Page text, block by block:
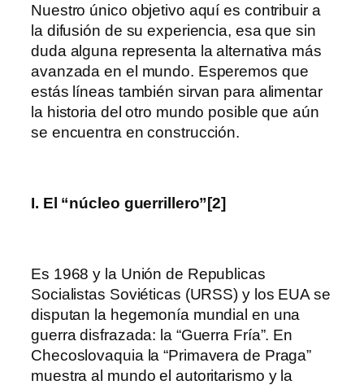
Nuestro único objetivo aquí es contribuir a
la difusión de su experiencia, esa que sin
duda alguna representa la alternativa más
avanzada en el mundo. Esperemos que
estás líneas también sirvan para alimentar
la historia del otro mundo posible que aún
se encuentra en construcción.
I. El “núcleo guerrillero”[2]
Es 1968 y la Unión de Republicas
Socialistas Soviéticas (URSS) y los EUA se
disputan la hegemonía mundial en una
guerra disfrazada: la “Guerra Fría”. En
Checoslovaquia la “Primavera de Praga”
muestra al mundo el autoritarismo y la